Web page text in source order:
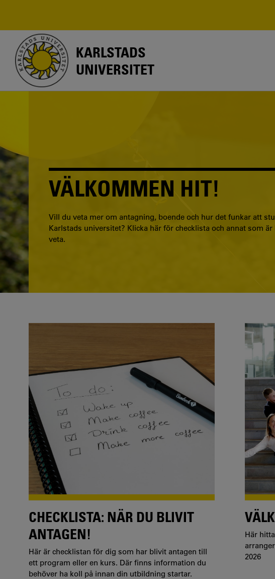
KARLSTADS
UNIVERSITET
VÄLKOMMEN HIT!
Vill du veta mer om antagning, boende och hur det funkar att
Karlstads universitet? Klicka här för checklista och annat som är
veta.
CHECKLISTA: NÄR DU BLIVIT
ANTAGEN!
Här är checklistan för dig som har blivit antagen till
ett program eller en kurs. Där finns information du
behöver ha koll på innan din utbildning startar.
Här
2026